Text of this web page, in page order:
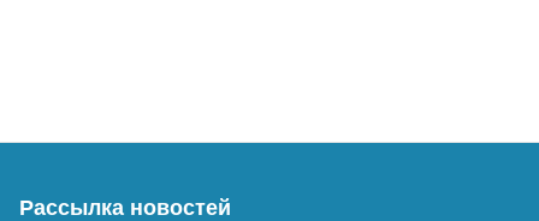
Рассылка новостей